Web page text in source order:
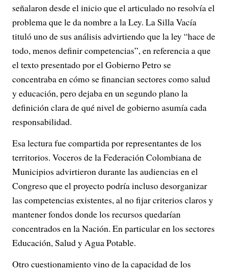
señalaron desde el inicio que el articulado no resolvía el
problema que le da nombre a la Ley. La Silla Vacía
tituló uno de sus análisis advirtiendo que la ley “hace de
todo, menos definir competencias”, en referencia a que
el texto presentado por el Gobierno Petro se
concentraba en cómo se financian sectores como salud
y educación, pero dejaba en un segundo plano la
definición clara de qué nivel de gobierno asumía cada
responsabilidad.
Esa lectura fue compartida por representantes de los
territorios. Voceros de la Federación Colombiana de
Municipios advirtieron durante las audiencias en el
Congreso que el proyecto podría incluso desorganizar
las competencias existentes, al no fijar criterios claros y
mantener fondos donde los recursos quedarían
concentrados en la Nación. En particular en los sectores
Educación, Salud y Agua Potable.
Otro cuestionamiento vino de la capacidad de los